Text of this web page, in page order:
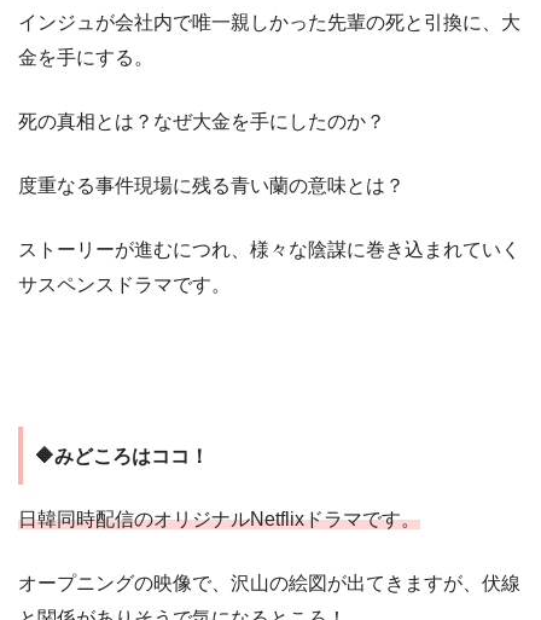
インジュが会社内で唯一親しかった先輩の死と引換に、大
金を手にする。
死の真相とは？なぜ大金を手にしたのか？
度重なる事件現場に残る青い蘭の意味とは？
ストーリーが進むにつれ、様々な陰謀に巻き込まれていく
サスペンスドラマです。
🔶みどころはココ！
日韓同時配信のオリジナルNetflixドラマです。
オープニングの映像で、沢山の絵図が出てきますが、伏線